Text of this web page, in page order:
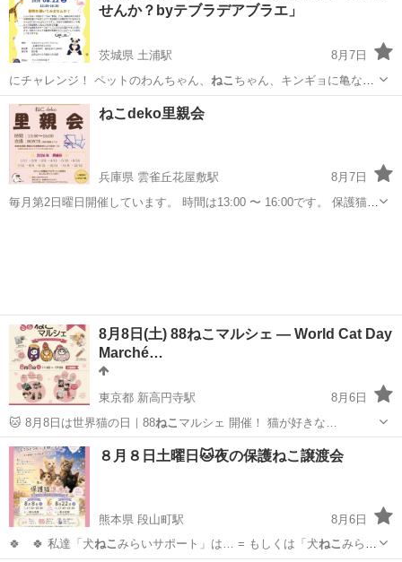
せんか？byテブラデアブラエ」
茨城県 土浦駅
8月7日
にチャレンジ！ ペットのわんちゃん、 ねこ ちゃん、キンギョに亀な
ど、お好きな動物…
茨城 土浦市 ワークショップ
ねこdeko里親会
兵庫県 雲雀丘花屋敷駅
8月7日
毎月第2日曜日開催しています。 時間は13:00 〜 16:00です。 保護猫さ
8月8日(土) 88ねこマルシェ — World Cat Day
Marché…
東京都 新高円寺駅
8月6日
🐱 8月8日は世界猫の日｜88ねこ マルシェ 開催！ 猫が好きな…
東京 杉並区 新高円寺駅 地域/お祭り
８月８日土曜日🐱夜の保護ねこ譲渡会
熊本県 段山町駅
8月6日
🍀 🍀 私達「犬ねこみらいサポート」は… = もしくは「犬ねこみらい